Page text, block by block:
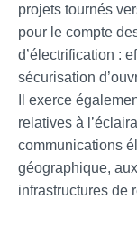
projets tournés
pour le compte
d’électrification :
sécurisation
Il exerce
relatives à
communications
géographique,
infrastructures de